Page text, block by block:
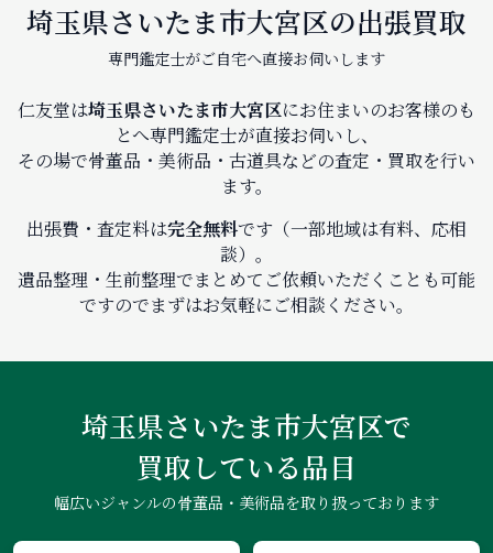
埼玉県さいたま市大宮区の出張買取
専門鑑定士がご自宅へ直接お伺いします
仁友堂は埼玉県さいたま市大宮区にお住まいのお客様のも
とへ専門鑑定士が直接お伺いし、
その場で骨董品・美術品・古道具などの査定・買取を行い
ます。
出張費・査定料は完全無料です（一部地域は有料、応相
談）。
遺品整理・生前整理でまとめてご依頼いただくことも可能
ですのでまずはお気軽にご相談ください。
埼玉県さいたま市大宮区で
買取している品目
幅広いジャンルの骨董品・美術品を取り扱っております